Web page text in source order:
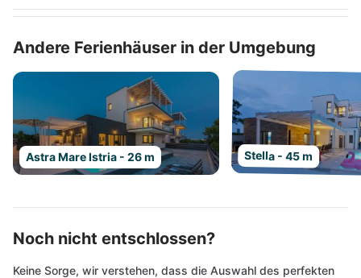
Andere Ferienhäuser in der Umgebung
Astra Mare Istria - 26 m Stella - 45 m
Noch nicht entschlossen?
Keine Sorge, wir verstehen, dass die Auswahl des perfekten